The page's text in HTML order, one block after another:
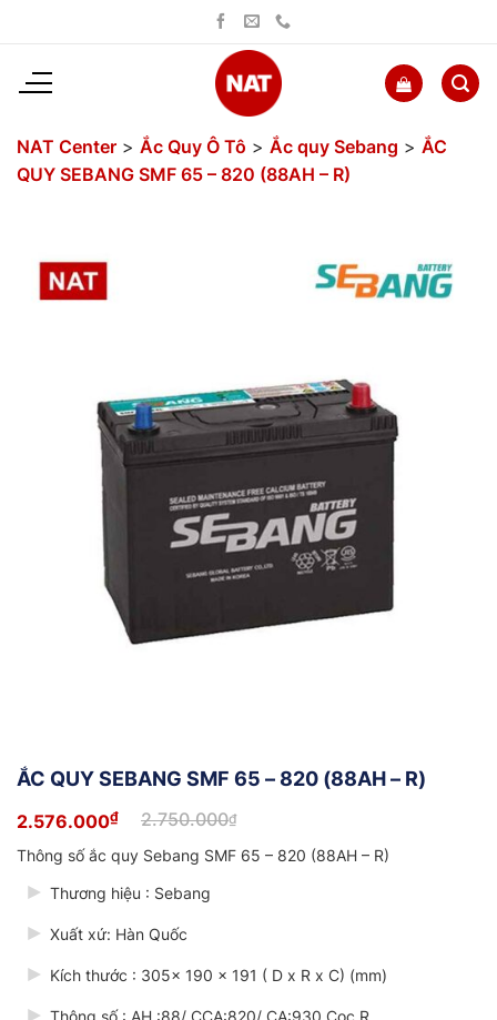
dung
NAT Center > Ắc Quy Ô Tô > Ắc quy Sebang > ẮC
QUY SEBANG SMF 65 – 820 (88AH – R)
ẮC QUY SEBANG SMF 65 – 820 (88AH – R)
2.750.000₫
Giá
là:
2.576.000₫
Giá
tại
2.576.000₫.
Thông số ắc quy Sebang SMF 65 – 820 (88AH – R)
Thương hiệu : Sebang
Xuất xứ: Hàn Quốc
Kích thước : 305x 190 x 191 ( D x R x C) (mm)
Thông số : AH :88/ CCA:820/ CA:930 Cọc R